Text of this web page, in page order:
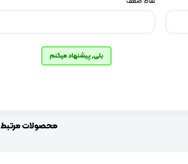
بلی, پیشنهاد میکنم
محصولات مرتبط